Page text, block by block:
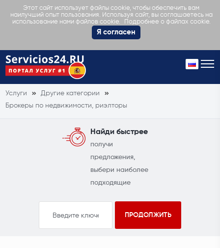
Этот сайт использует файлы cookie, чтобы обеспечить вам
наилучший опыт пользования. Используя сайт, вы соглашаетесь на
использование нами файлов cookie.
Подробнее о файлах cookie.
Я согласен
Услуги
Другие категории
Брокеры по недвижимости, риэлторы
Найди быстрее
получи
предложения,
выбери наиболее
подходящие